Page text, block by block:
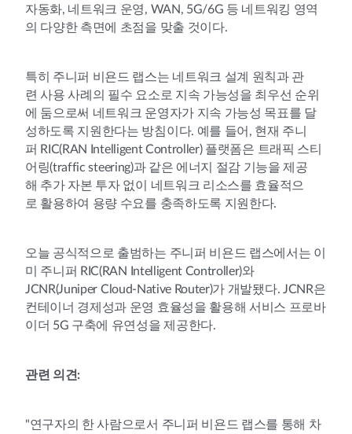
자동화, 네트워크 운영, WAN, 5G/6G 등 네트워킹 영역
의 다양한 측면에 초점을 맞출 것이다.
특히 주니퍼 비욘드 랩스는 네트워크 설계 원칙과 관
련 사용 사례의 필수 요소로 지속 가능성을 최우선 순위
에 둠으로써 네트워크 운영자가 지속 가능성 목표를 달
성하도록 지원한다는 방침이다. 예를 들어, 현재 주니
퍼 RIC(RAN Intelligent Controller) 플랫폼은 트래픽 스티
어링(traffic steering)과 같은 에너지 절감 기능을 제공
해 추가 자본 투자 없이 네트워크 리소스를 효율적으
로 활용하여 용량 수요를 충족하도록 지원한다.
오늘 공식적으로 출범하는 주니퍼 비욘드 랩스에서는 이
미 주니퍼 RIC(RAN Intelligent Controller)와
JCNR(Juniper Cloud-Native Router)가 개발됐다. JCNR은
컨테이너 경제성과 운영 효율성을 활용해 서비스 프로바
이더 5G 구축에 유연성을 제공한다.
관련 의견:
"연구자의 한 사람으로서 주니퍼 비욘드 랩스를 통해 차